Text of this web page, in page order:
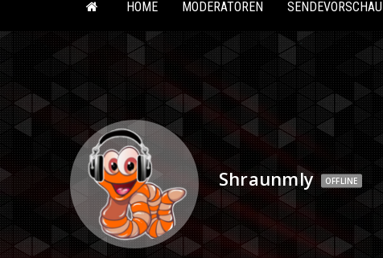
HOME MODERATOREN SENDEVORSCHAU
Shraunmly OFFLINE